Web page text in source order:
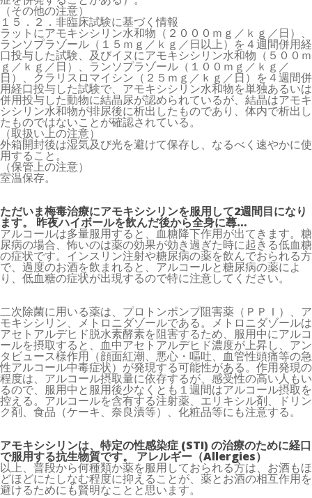
（その他の注意）
１５．２．非臨床試験に基づく情報
ラットにアモキシシリン水和物（２０００ｍｇ／ｋｇ／日）、
ランソプラゾール（１５ｍｇ／ｋｇ／日以上）を４週間併用経
口投与した試験、及びイヌにアモキシシリン水和物（５００ｍ
ｇ／ｋｇ／日）、ランソプラゾール（１００ｍｇ／ｋｇ／
日）、クラリスロマイシン（２５ｍｇ／ｋｇ／日）を４週間併
用経口投与した試験で、アモキシシリン水和物を単独あるいは
併用投与した動物に結晶尿が認められているが、結晶はアモキ
シシリン水和物が排尿後に析出したものであり、体内で析出し
たものではないことが確認されている。
（取扱い上の注意）
外箱開封後は湿気及び光を避けて保存し、なるべく速やかに使
用すること。
（保管上の注意）
室温保存。
ただいま梅毒治療にアモキシシリンを服用して2週間目になり
ます。 昨夜ハイボールを飲んだ後から全身に蕁…
アルコールは多量服用すると、血糖降下作用が出てきます。糖
尿病の場合、怖いのは薬の効果が効き過ぎた時に起きる低血糖
の症状です。インスリン注射や糖尿病の薬を飲んでおられる方
で、過度のお酒を飲まれると、アルコールと糖尿病の薬によ
り、低血糖の症状が出現するので特に注意してください。
二次除菌に用いる薬は、プロトンポンプ阻害薬（ＰＰＩ）、ア
モキシシリン、メトロニダゾールである。メトロニダゾールは
アセトアルデヒド脱水素酵素を阻害するため、服用中にアルコ
ールを摂取すると、血中アセトアルデヒド濃度が上昇し、アン
タビュース様作用（顔面紅潮、悪心・嘔吐、血管性頭痛等の急
性アルコール中毒症状）が発現する可能性がある。作用発現の
程度は、アルコール摂取量に依存するが、感受性の高い人もい
るので、服用中と服用後少なくとも１週間はアルコール摂取を
控える。アルコールを含有する注射薬、エリキシル剤、ドリン
ク剤、食品（ケーキ、奈良漬等）、化粧品等にも注意する。
アモキシシリンは、特定の性感染症 (STI) の治療のために経口
で服用する抗生物質です。 アレルギー（Allergies）
以上、普段から何種類か薬を服用しておられる方は、お酒もほ
どほどにたしなむ程度に抑えることが、薬とお酒の相互作用を
避けるためにも賢明なことと思います。